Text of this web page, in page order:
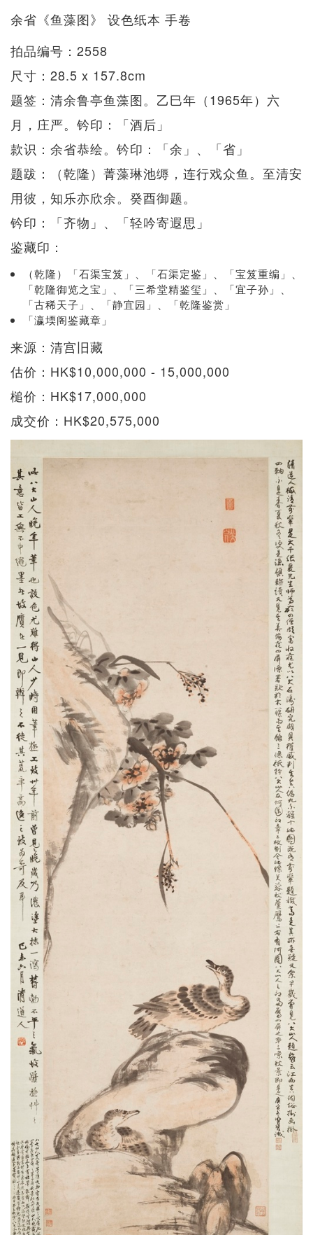
余省《鱼藻图》 设色纸本 手卷
拍品编号：2558
尺寸：28.5 x 157.8cm
题签：清余鲁亭鱼藻图。乙巳年（1965年）六
月，庄严。钤印：「酒后」
款识：余省恭绘。钤印：「余」、「省」
题跋：（乾隆）菁藻琳池缛，连行戏众鱼。至清安
用彼，知乐亦欣余。癸酉御题。
钤印：「齐物」、「轻吟寄遐思」
鉴藏印：
（乾隆）「石渠宝笈」、「石渠定鉴」、「宝笈重编」、
「乾隆御览之宝」、「三希堂精鉴玺」、「宜子孙」、
「古稀天子」、「静宜园」、「乾隆鉴赏」
「瀛堧阁鉴藏章」
来源：清宫旧藏
估价：HK$10,000,000 - 15,000,000
槌价：HK$17,000,000
成交价：HK$20,575,000